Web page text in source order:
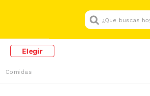
¿Que buscas hoy?
Elegir
Comidas